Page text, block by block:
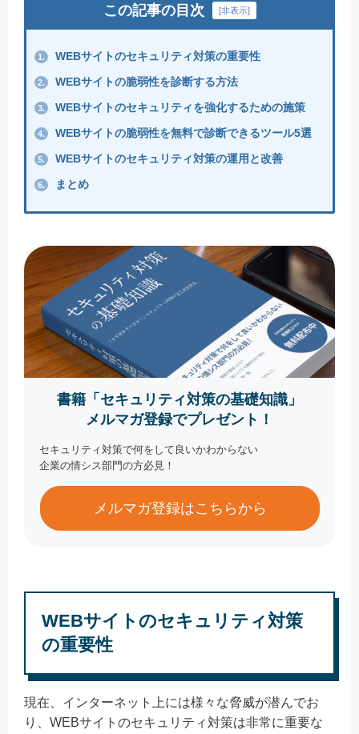
この記事の目次 [非表示]
1. WEBサイトのセキュリティ対策の重要性
2. WEBサイトの脆弱性を診断する方法
3. WEBサイトのセキュリティを強化するための施策
4. WEBサイトの脆弱性を無料で診断できるツール5選
5. WEBサイトのセキュリティ対策の運用と改善
6. まとめ
書籍「セキュリティ対策の基礎知識」
メルマガ登録でプレゼント！
セキュリティ対策で何をして良いかわからない
企業の情シス部門の方必見！
メルマガ登録はこちらから
WEBサイトのセキュリティ対策
の重要性
現在、インターネット上には様々な脅威が潜んでお
り、WEBサイトのセキュリティ対策は非常に重要な